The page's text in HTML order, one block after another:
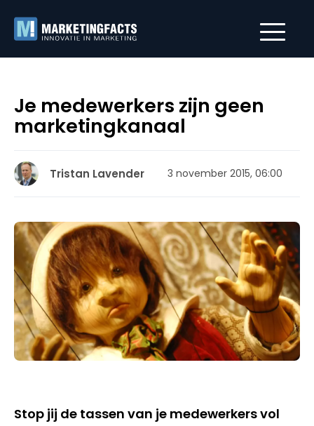
Je medewerkers zijn geen
marketingkanaal
Tristan Lavender 3 november 2015, 06:00
Stop jij de tassen van je medewerkers vol